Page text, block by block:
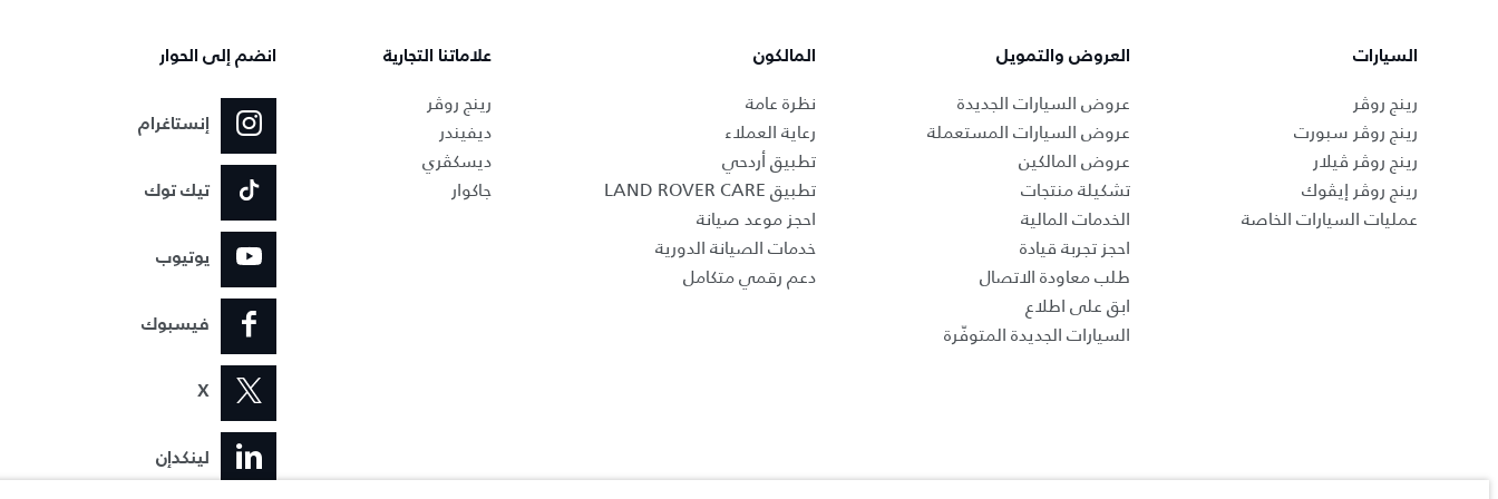
السيارات
رينج روڤر
رينج روڤر سبورت
رينج روڤر ڤيلار
رينج روڤر إيڤوك
عمليات السيارات الخاصة
العروض والتمويل
عروض السيارات الجديدة
عروض السيارات المستعملة
عروض المالكين
تشكيلة منتجات
الخدمات المالية
احجز تجربة قيادة
طلب معاودة الاتصال
ابق على اطلاع
السيارات الجديدة المتوفّرة
المالكون
نظرة عامة
رعاية العملاء
تطبيق أردحي
تطبيق LAND ROVER CARE
احجز موعد صيانة
خدمات الصيانة الدورية
دعم رقمي متكامل
علاماتنا التجارية
رينج روڤر
ديفيندر
ديسكڤري
جاكوار
انضم إلى الحوار
إنستاغرام
تيك توك
يوتيوب
فيسبوك
X
لينكدإن